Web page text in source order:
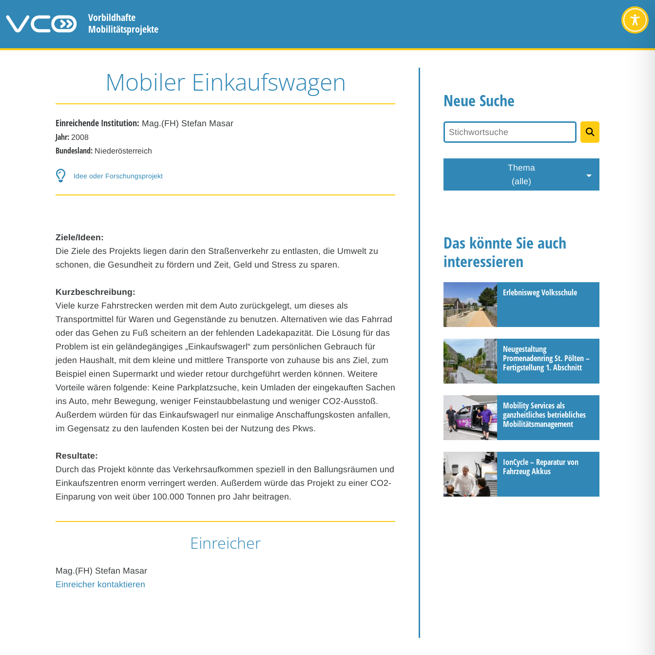
Vorbildhafte
Mobilitätsprojekte
Mobiler Einkaufswagen
Einreichende Institution: Mag.(FH) Stefan Masar
Jahr: 2008
Bundesland: Niederösterreich
Idee oder Forschungsprojekt
Ziele/Ideen:
Die Ziele des Projekts liegen darin den Straßenverkehr zu entlasten, die Umwelt zu
schonen, die Gesundheit zu fördern und Zeit, Geld und Stress zu sparen.
Kurzbeschreibung:
Viele kurze Fahrstrecken werden mit dem Auto zurückgelegt, um dieses als
Transportmittel für Waren und Gegenstände zu benutzen. Alternativen wie das Fahrrad
oder das Gehen zu Fuß scheitern an der fehlenden Ladekapazität. Die Lösung für das
Problem ist ein geländegängiges „Einkaufswagerl“ zum persönlichen Gebrauch für
jeden Haushalt, mit dem kleine und mittlere Transporte von zuhause bis ans Ziel, zum
Beispiel einen Supermarkt und wieder retour durchgeführt werden können. Weitere
Vorteile wären folgende: Keine Parkplatzsuche, kein Umladen der eingekauften Sachen
ins Auto, mehr Bewegung, weniger Feinstaubbelastung und weniger CO2-Ausstoß.
Außerdem würden für das Einkaufswagerl nur einmalige Anschaffungskosten anfallen,
im Gegensatz zu den laufenden Kosten bei der Nutzung des Pkws.
Resultate:
Durch das Projekt könnte das Verkehrsaufkommen speziell in den Ballungsräumen und
Einkaufszentren enorm verringert werden. Außerdem würde das Projekt zu einer CO2-
Einparung von weit über 100.000 Tonnen pro Jahr beitragen.
Einreicher
Mag.(FH) Stefan Masar
Einreicher kontaktieren
Neue Suche
Stichwortsuche
Thema
(alle)
Das könnte Sie auch
interessieren
Erlebnisweg Volksschule
Neugestaltung
Promenadenring St. Pölten –
Fertigstellung 1. Abschnitt
Mobility Services als
ganzheitliches betriebliches
Mobilitätsmanagement
IonCycle – Reparatur von
Fahrzeug Akkus